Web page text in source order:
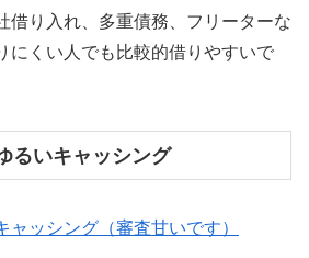
借り入れ、多重債務、フリーターな
にくい人でも比較的借りやすいで
るいキャッシング
ャッシング（審査甘いです）